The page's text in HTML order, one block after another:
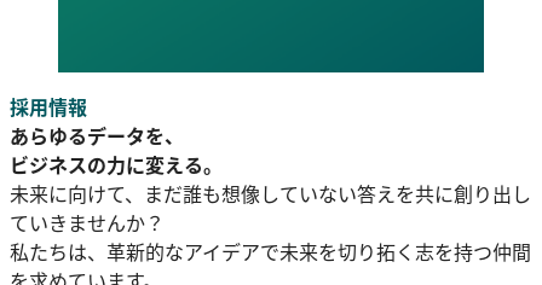
採用情報
あらゆるデータを、
ビジネスの力に変える。
未来に向けて、まだ誰も想像していない答えを共に創り出し
ていきませんか？
私たちは、革新的なアイデアで未来を切り拓く志を持つ仲間